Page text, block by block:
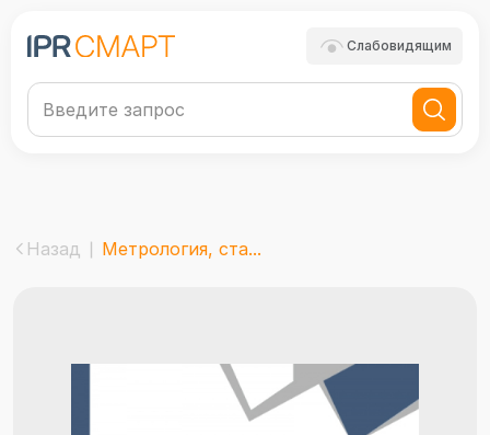
Слабовидящим
Назад Метрология, ста...